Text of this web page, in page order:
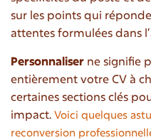
sur les points qui
attentes formulées dans
Personnaliser ne signifie
entièrement votre CV à
certaines sections clés
impact. Voici quelques
reconversion